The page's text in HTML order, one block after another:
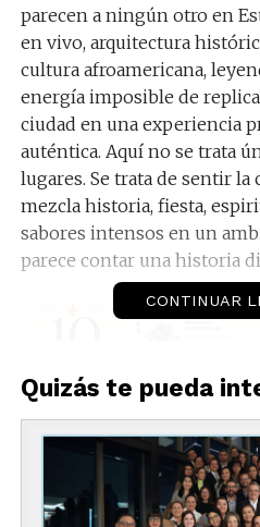
parecen a ningún otro en
en vivo, arquitectura
cultura afroamericana,
energía imposible de
ciudad en una experiencia
auténtica. Aquí no se trata
lugares. Se trata de sentir la
mezcla historia, fiesta,
sabores intensos en un
parece contar una historia
CONTINUAR
Quizás te pueda